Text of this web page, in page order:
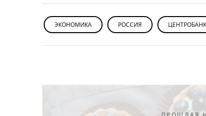
ЭКОНОМИКА РОССИЯ ЦЕНТРОБАНК